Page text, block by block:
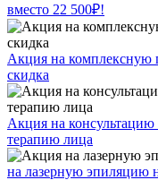
вместо 22 500₽!
Акция на комплексную
скидка
Акция на
терапию лица
на лазерную эпиляцию